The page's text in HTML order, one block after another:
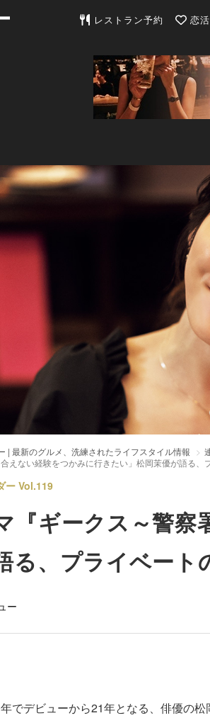
東京カレンダー | 最新のグ
レストラン予約 恋活
| 最新のグルメ、洗練されたライフスタイル情報
合えない経験をつかみに行きたい」松岡茉優が語る、
ー Vol.119
『ギークス～警
る、プライベート
ー
でデビューから21年となる、俳優の